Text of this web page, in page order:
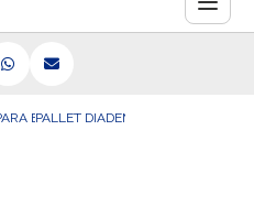
EXPORTACAO
PALLET DIADEMA